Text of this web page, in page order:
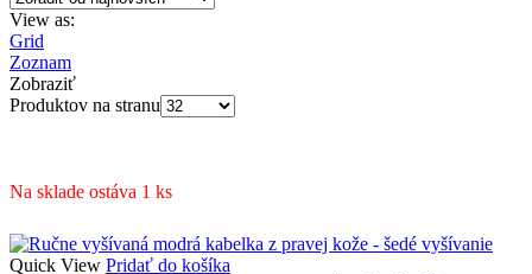
View as:
Grid
Zoznam
Zobraziť
Produktov na stranu
Na sklade ostáva 1 ks
Quick View Pridať do košíka